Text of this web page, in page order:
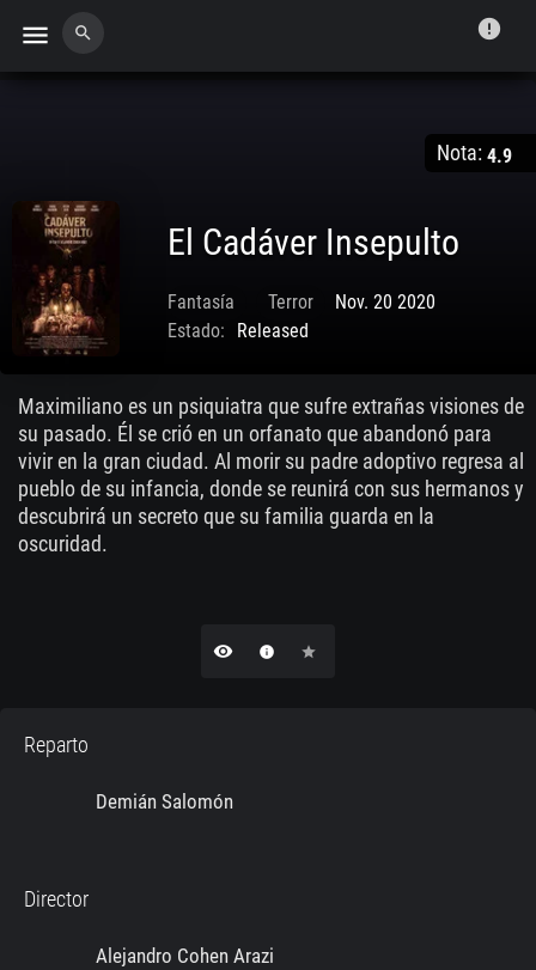
menu search error
Nota: 4.9
El Cadáver Insepulto
Fantasía Terror
Nov. 20 2020
Estado:
Released
Maximiliano es un psiquiatra que sufre extrañas visiones de
su pasado. Él se crió en un orfanato que abandonó para
vivir en la gran ciudad. Al morir su padre adoptivo regresa al
pueblo de su infancia, donde se reunirá con sus hermanos y
descubrirá un secreto que su familia guarda en la
oscuridad.
remove_red_eye info star
Reparto
Demián Salomón
Director
Alejandro Cohen Arazi